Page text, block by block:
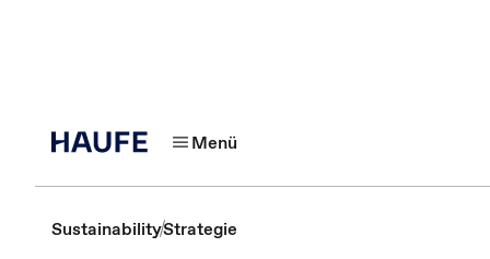
Menü
SustainabilityStrategie